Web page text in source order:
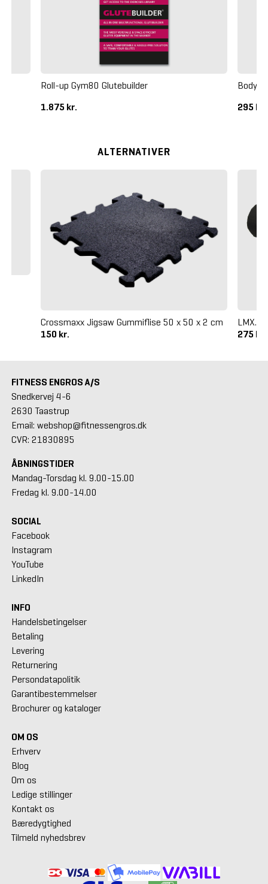
Roll-up Gym80 Glutebuilder
1.875 kr.
Body
295 kr.
ALTERNATIVER
Crossmaxx Jigsaw Gummiflise 50 x 50 x 2 cm
150 kr.
LMX.
275 kr.
FITNESS ENGROS A/S
Snedkervej 4-6
2630 Taastrup
Email: webshop@fitnessengros.dk
CVR: 21830895
ÅBNINGSTIDER
Mandag-Torsdag kl. 9.00-15.00
Fredag kl. 9.00-14.00
SOCIAL
Facebook
Instagram
YouTube
LinkedIn
INFO
Handelsbetingelser
Betaling
Levering
Returnering
Persondatapolitik
Garantibestemmelser
Brochurer og kataloger
OM OS
Erhverv
Blog
Om os
Ledige stillinger
Kontakt os
Bæredygtighed
Tilmeld nyhedsbrev